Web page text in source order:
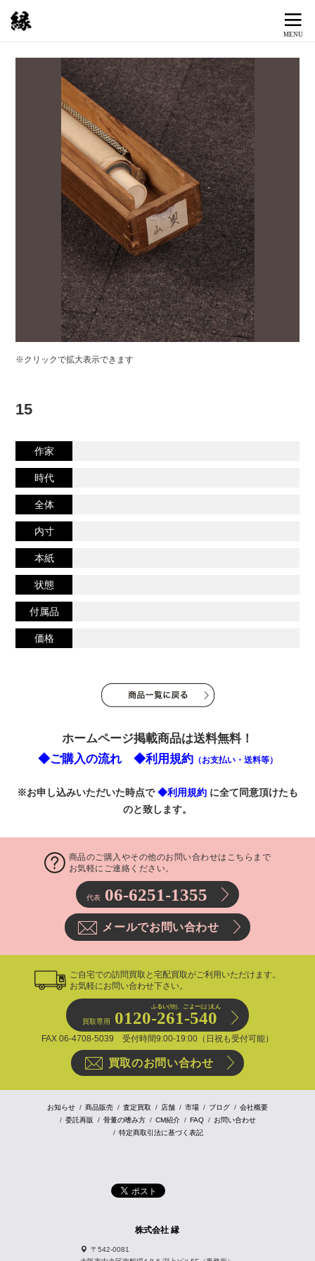
※クリックで拡大表示できます
15
作家
時代
全体
内寸
本紙
状態
付属品
価格
ホームページ掲載商品は送料無料！
◆ご購入の流れ
◆利用規約 （お支払い・送料等）
※お申し込みいただいた時点で◆利用規約 に全て同意頂けたも
のと致します。
商品のご購入やその他のお問い合わせはこちらまで
お気軽にご連絡ください。
代表 06-6251-1355
メールでお問い合わせ
ご自宅での訪問買取と宅配買取がご利用いただけます。
お気軽にお問い合わせ下さい。
ふるい(物)、 ごよー(は)えん
買取専用 0120-261-540
FAX 06-4708-5039 受付時間9:00-19:00（日祝も受付可能）
買取のお問い合わせ
お知らせ 商品販売 査定買取 店舗 市場 ブログ
会社概要
委託再販
骨董の嗜み方 CM紹介 FAQ
お問い合わせ
特定商取引法に基づく表記
株式会社 縁
〒542-0081